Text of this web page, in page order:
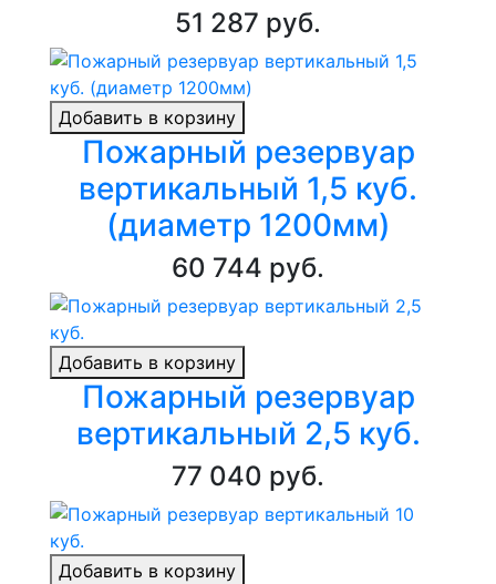
51 287 руб.
Добавить в корзину
Пожарный резервуар
вертикальный 1,5 куб.
(диаметр 1200мм)
60 744 руб.
Добавить в корзину
Пожарный резервуар
вертикальный 2,5 куб.
77 040 руб.
Добавить в корзину